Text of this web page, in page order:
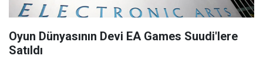
Oyun Dünyasının Devi EA Games Suudi'lere
Satıldı